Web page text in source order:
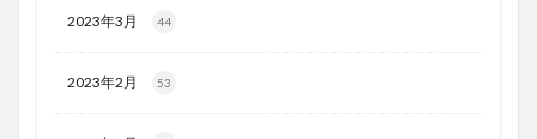
2023年3月 44
2023年2月 53